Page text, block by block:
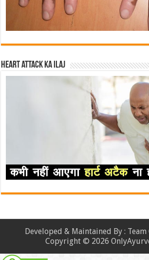
Heart attack ka ilaj
Developed & Maintained By :
Copyright © 2026